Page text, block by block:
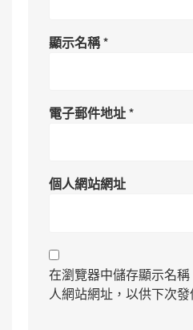
顯示名稱*
電子郵件地址*
個人網站網址
在瀏覽器中儲存顯示名
人網站網址，以供下次發